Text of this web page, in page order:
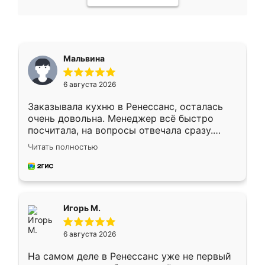
Мальвина
6 августа 2026
Заказывала кухню в Ренессанс, осталась
очень довольна. Менеджер всё быстро
посчитала, на вопросы отвечала сразу.
Замерщик приехал в субботу, подошёл к
делу со всей ответственностью. Собрали
за день, ребята работали аккуратно, даже
Читать полностью
Игорь М.
6 августа 2026
На самом деле в Ренессанс уже не первый